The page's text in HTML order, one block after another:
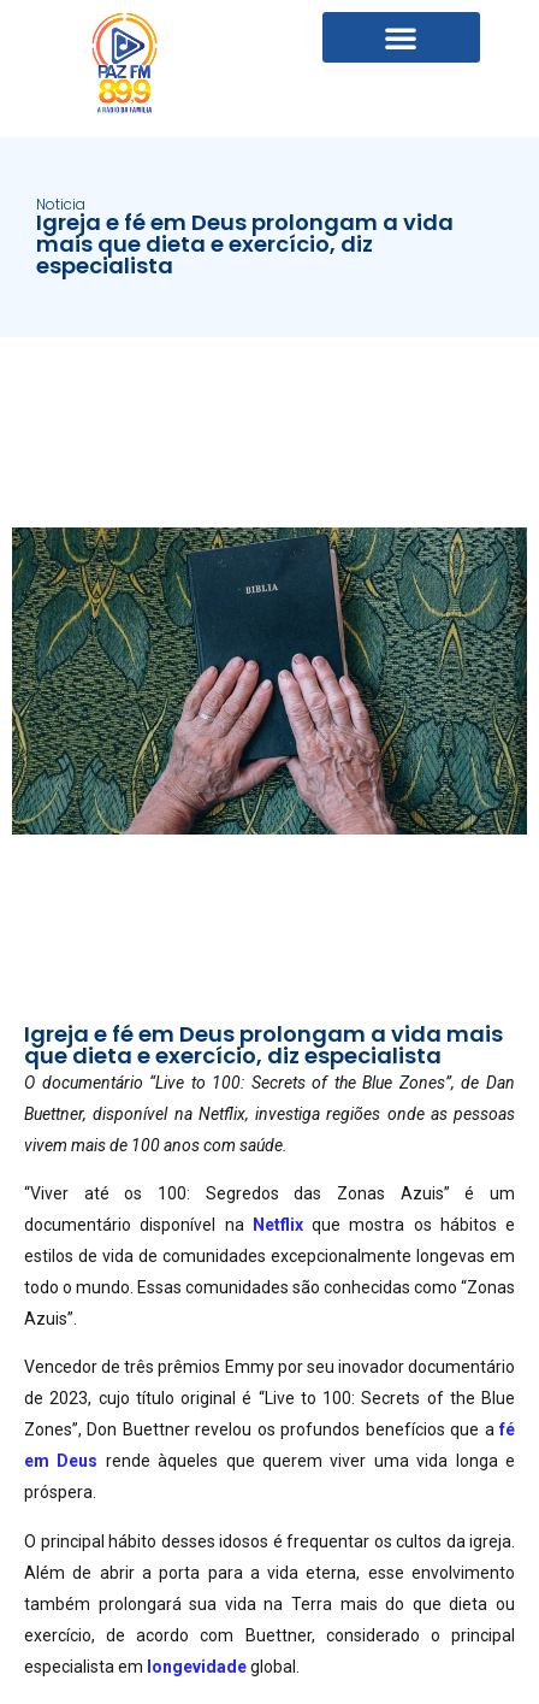
Noticia
Igreja e fé em Deus prolongam a vida
mais que dieta e exercício, diz
especialista
Igreja e fé em Deus prolongam a vida mais
que dieta e exercício, diz especialista
O documentário “Live to 100: Secrets of the Blue Zones”, de Dan
Buettner, disponível na Netflix, investiga regiões onde as pessoas
vivem mais de 100 anos com saúde.
“Viver até os 100: Segredos das Zonas Azuis” é um
documentário disponível na
Netflix que mostra os hábitos e
estilos de vida de comunidades excepcionalmente longevas em
todo o mundo. Essas comunidades são conhecidas como “Zonas
Azuis”.
Vencedor de três prêmios Emmy por seu inovador documentário
de 2023, cujo título original é “Live to 100: Secrets of the Blue
Zones”, Don Buettner revelou os profundos benefícios que afé
em Deus rende àqueles que querem viver uma vida longa e
próspera.
O principal hábito desses idosos é frequentar os cultos da igreja.
Além de abrir a porta para a vida eterna, esse envolvimento
também prolongará sua vida na Terra mais do que dieta ou
exercício, de acordo com Buettner, considerado o principal
especialista em longevidadeglobal.